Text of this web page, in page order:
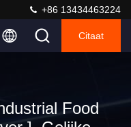
+86 13434463224
Citaat
Food